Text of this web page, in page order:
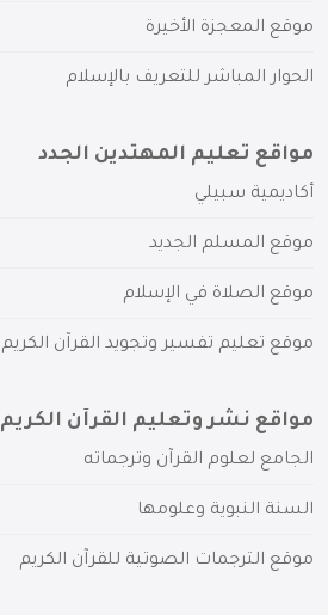
موقع المعجزة الأخيرة
الحوار المباشر للتعريف بالإسلام
مواقع تعليم المهتدين الجدد
أكاديمية سبيلي
موقع المسلم الجديد
موقع الصلاة في الإسلام
موقع تعليم تفسير وتجويد القرآن الكريم
مواقع نشر وتعليم القرآن الكريم
الجامع لعلوم القرآن وترجماته
السنة النبوية وعلومها
موقع الترجمات الصوتية للقرآن الكريم